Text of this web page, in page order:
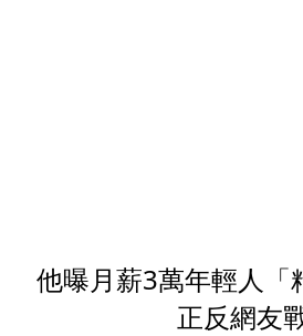
他曝月薪3萬年輕人
正反網友